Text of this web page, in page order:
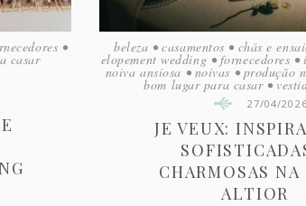
•
casar
beleza • casamentos • chás e
elopement wedding • fornecedores •
noiva ansiosa • noivas • produção
bom lugar para casar •
27/04/2026
JE VEUX:
CHARMOSAS NA
ALTIOR